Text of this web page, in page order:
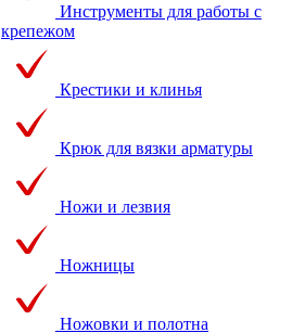
Инструменты для работы с
крепежом
Крестики и клинья
Крюк для вязки арматуры
Ножи и лезвия
Ножницы
Ножовки и полотна